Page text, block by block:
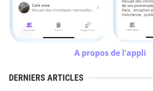
A propos de l'appli
DERNIERS ARTICLES